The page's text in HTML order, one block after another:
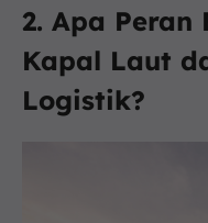
2. Apa Peran
Kapal Laut
Logistik?